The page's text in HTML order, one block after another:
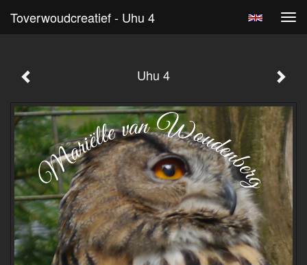
Toverwoudcreatief - Uhu 4
Uhu 4